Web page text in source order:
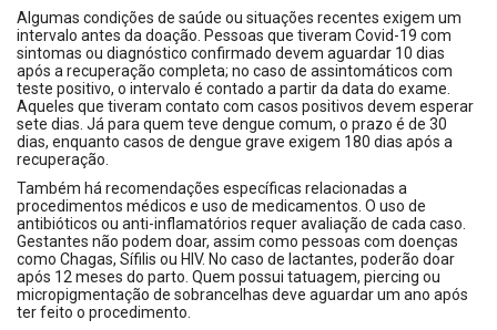
Algumas condições de saúde ou situações recentes exigem um
intervalo antes da doação. Pessoas que tiveram Covid-19 com
sintomas ou diagnóstico confirmado devem aguardar 10 dias
após a recuperação completa; no caso de assintomáticos com
teste positivo, o intervalo é contado a partir da data do exame.
Aqueles que tiveram contato com casos positivos devem esperar
sete dias. Já para quem teve dengue comum, o prazo é de 30
dias, enquanto casos de dengue grave exigem 180 dias após a
recuperação.
Também há recomendações específicas relacionadas a
procedimentos médicos e uso de medicamentos. O uso de
antibióticos ou anti-inflamatórios requer avaliação de cada caso.
Gestantes não podem doar, assim como pessoas com doenças
como Chagas, Sífilis ou HIV. No caso de lactantes, poderão doar
após 12 meses do parto. Quem possui tatuagem, piercing ou
micropigmentação de sobrancelhas deve aguardar um ano após
ter feito o procedimento.